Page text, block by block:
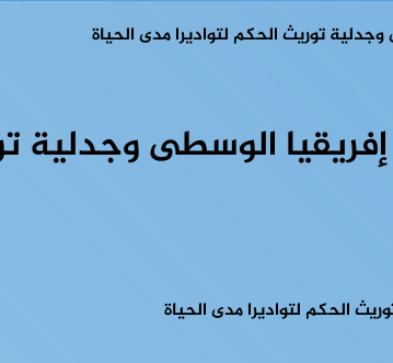
توريث الحكم لتواديرا مدى الحياة
الوسطى وجدلية